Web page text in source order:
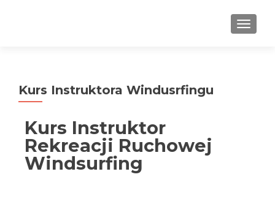
Kurs Instruktora Windusrfingu
Kurs Instruktor
Rekreacji Ruchowej
Windsurfing